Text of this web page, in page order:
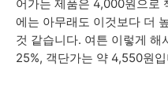
어가는 제품은 4,000원으로
에는 아무래도 이것보다 더
것 같습니다. 여튼 이렇게 해
25%, 객단가는 약 4,550원